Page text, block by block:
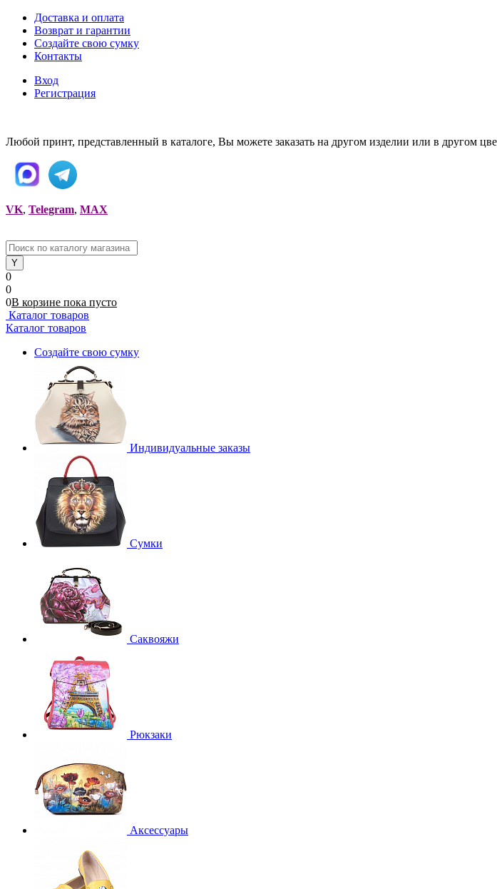
Доставка и оплата
Возврат и гарантии
Создайте свою сумку
Контакты
Вход
Регистрация
Любой принт, представленный в каталоге, Вы можете заказать на другом изделии или в другом
VK, Telegram, MAX
0
0
0В корзине пока пусто
Каталог товаров
Каталог товаров
Создайте свою сумку
Индивидуальные заказы
Сумки
Саквояжи
Рюкзаки
Аксессуары